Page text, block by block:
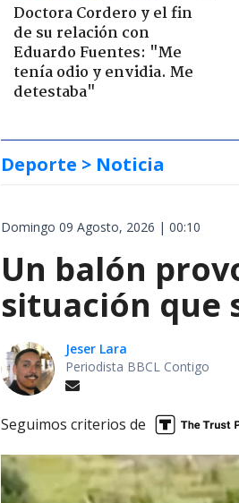
Doctora Cordero y el fin
de su relación con
Eduardo Fuentes: "Me
tenía odio y envidia. Me
detestaba"
Deporte > Noticia
Domingo 09 Agosto, 2026 | 00:10
Un balón
situación que
Jeser Lara
Periodista BBCL Contigo
Seguimos criterios de